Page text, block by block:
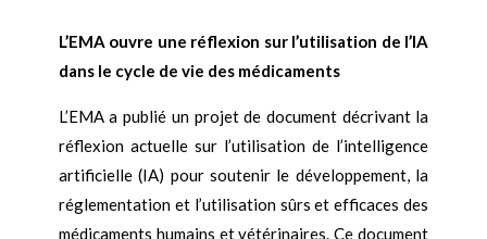
L’EMA ouvre une réflexion sur l’utilisation de l’IA
dans le cycle de vie des médicaments
L’EMA a publié un projet de document décrivant la
réflexion actuelle sur l’utilisation de l’intelligence
artificielle (IA) pour soutenir le développement, la
réglementation et l’utilisation sûrs et efficaces des
médicaments humains et vétérinaires. Ce document